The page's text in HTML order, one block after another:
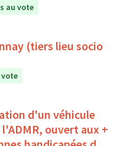
au vote
(tiers lieu socio
vote
d'un véhicule
ouvert aux +